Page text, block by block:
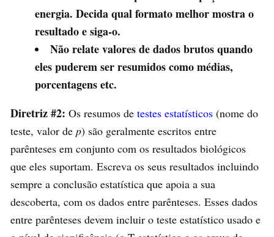
energia. Decida qual formato melhor mostra o
resultado e siga-o.
Não relate valores de dados brutos quando
eles puderem ser resumidos como médias,
porcentagens etc.
Diretriz #2: Os resumos de testes estatísticos (nome do
teste, valor de p) são geralmente escritos entre
parênteses em conjunto com os resultados biológicos
que eles suportam. Escreva os seus resultados incluindo
sempre a conclusão estatística que apoia a sua
descoberta, com os dados entre parênteses. Esses dados
entre parênteses devem incluir o teste estatístico usado e